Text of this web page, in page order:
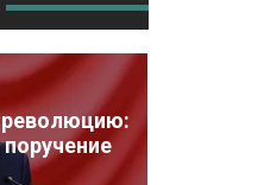
революцию: